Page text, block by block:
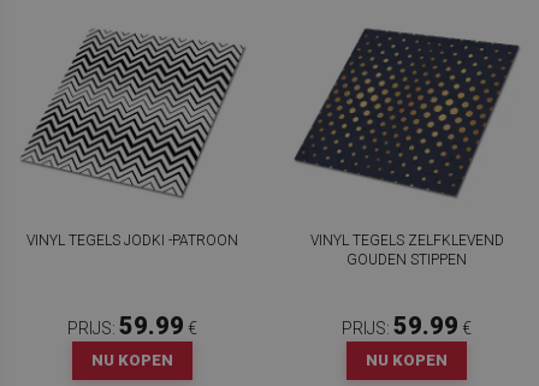
VINYL TEGELS JODKI -PATROON
PRIJS: 59.99 €
NU KOPEN
VINYL TEGELS ZELFKLEVEND
GOUDEN STIPPEN
PRIJS: 59.99 €
NU KOPEN